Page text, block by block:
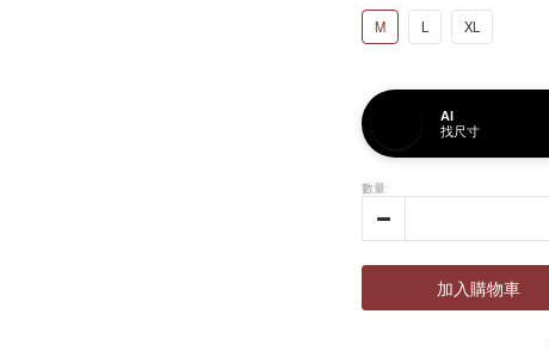
M L XL
AI
找尺寸
數量
加入購物車